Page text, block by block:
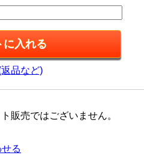
品など)
販売ではございません。
る